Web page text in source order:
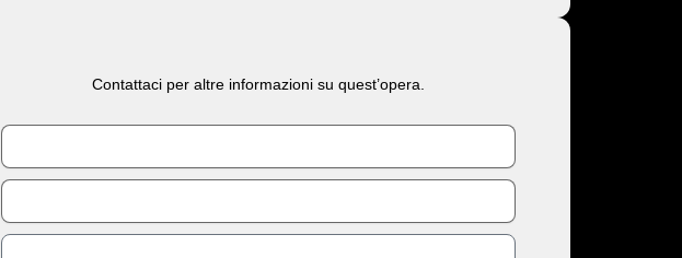
Contattaci per altre informazioni su quest’opera.
Nome
Email
Messaggio